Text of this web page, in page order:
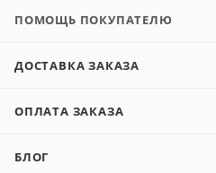
ПОМОЩЬ ПОКУПАТЕЛЮ
ДОСТАВКА ЗАКАЗА
ОПЛАТА ЗАКАЗА
БЛОГ